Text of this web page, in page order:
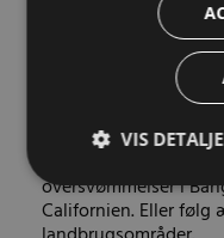
ESA-
Bliv klogere på
oversvømmelser i
Californien. Eller
VIS